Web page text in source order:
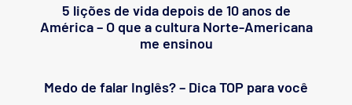
5 lições de vida depois de 10 anos de
América – O que a cultura Norte-Americana
me ensinou
Medo de falar Inglês? – Dica TOP para você